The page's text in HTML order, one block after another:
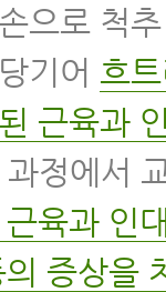
으로 척
기어 흐
근육과
과정에서
육과 인
증상을